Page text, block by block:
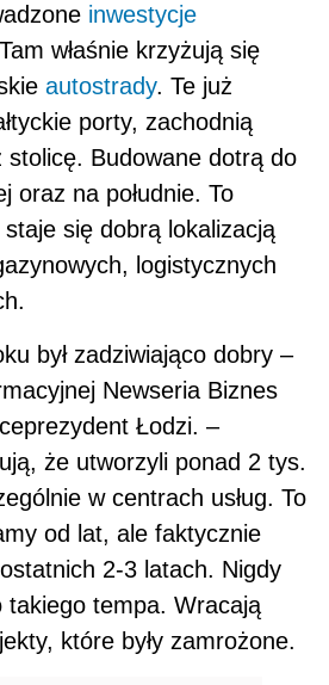
inwestycje
właśnie krzyżują się
autostrady. Te już
porty, zachodnią
stolicę. Budowane dotrą do
oraz na południe. To
się dobrą lokalizacją
logistycznych
był zadziwiająco dobry –
Newseria Biznes
Łodzi. –
że utworzyli ponad 2 tys.
w centrach usług. To
od lat, ale faktycznie
2-3 latach. Nigdy
takiego tempa. Wracają
które były zamrożone.